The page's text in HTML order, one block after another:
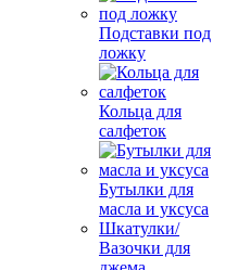
Подставки под
ложку
Кольца для
салфеток
Бутылки для
масла и уксуса
Шкатулки/
Вазочки для